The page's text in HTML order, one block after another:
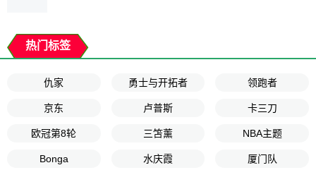
热门标签
仇家 勇士与开拓者 领跑者
京东 卢普斯 卡三刀
欧冠第8轮 三笘薰 NBA主题
Bonga 水庆霞 厦门队